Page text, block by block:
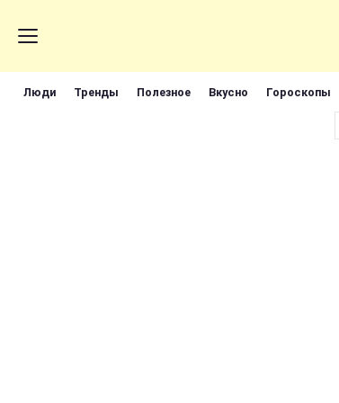
Люди Тренды Полезное Вкусно Гороскопы